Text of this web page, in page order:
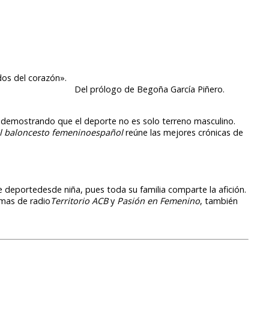
del corazón».
Del prólogo de Begoña García Piñero.
que el deporte no es solo terreno masculino.
baloncesto femeninoespañolreúne las mejores crónicas de
niña, pues toda su familia comparte la afición.
de radioTerritorio ACBy Pasión en Femenino, también